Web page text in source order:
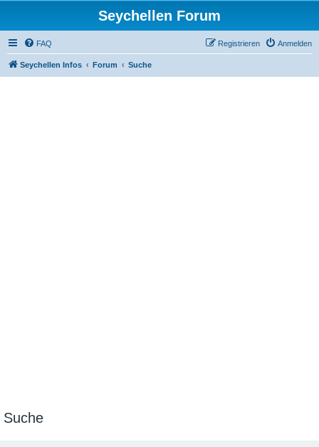
Seychellen Forum
FAQ Anmelden
Registrieren
Seychellen Infos Forum Suche
Suche